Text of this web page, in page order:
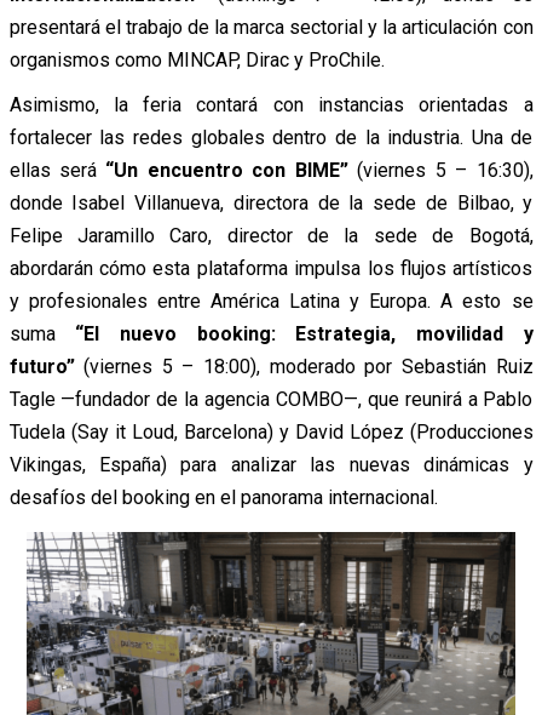
presentará el trabajo de la marca sectorial y la articulación con
organismos como MINCAP, Dirac y ProChile.
Asimismo, la feria contará con instancias orientadas a
fortalecer las redes globales dentro de la industria. Una de
ellas será “Un encuentro con BIME”(viernes 5 – 16:30),
donde Isabel Villanueva, directora de la sede de Bilbao, y
Felipe Jaramillo Caro, director de la sede de Bogotá,
abordarán cómo esta plataforma impulsa los flujos artísticos
y profesionales entre América Latina y Europa. A esto se
suma “El nuevo booking: Estrategia, movilidad y
futuro”(viernes 5 – 18:00), moderado por Sebastián Ruiz
Tagle —fundador de la agencia COMBO—, que reunirá a Pablo
Tudela (Say it Loud, Barcelona) y David López (Producciones
Vikingas, España) para analizar las nuevas dinámicas y
desafíos del booking en el panorama internacional.